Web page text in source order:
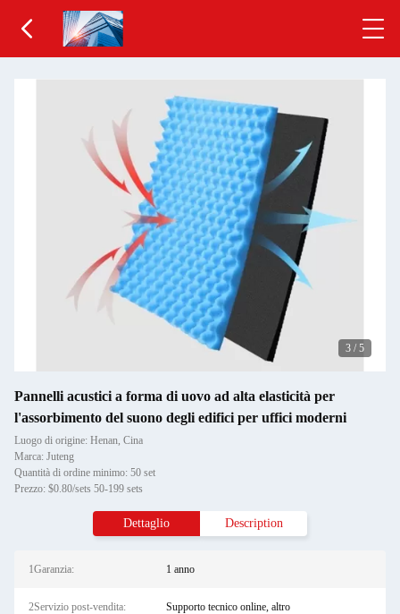
3 /5
Pannelli acustici a forma di uovo ad alta elasticità per
l'assorbimento del suono degli edifici per uffici moderni
Luogo di origine: Henan, Cina
Marca: Juteng
Quantità di ordine minimo: 50 set
Prezzo: $0.80/sets 50-199 sets
Dettaglio Description
1Garanzia: 1 anno
2Servizio post-vendita: Supporto tecnico online, altro